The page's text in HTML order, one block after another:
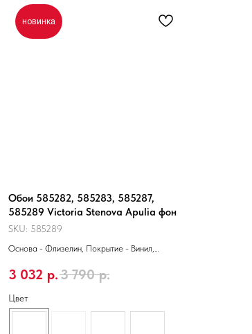
новинка
Обои 585282, 585283, 585287,
585289 Victoria Stenova Apulia фон
SKU: 585289
Основа - Флизелин, Покрытие - Винил,
3 032 р.3 790 р.
Цвет